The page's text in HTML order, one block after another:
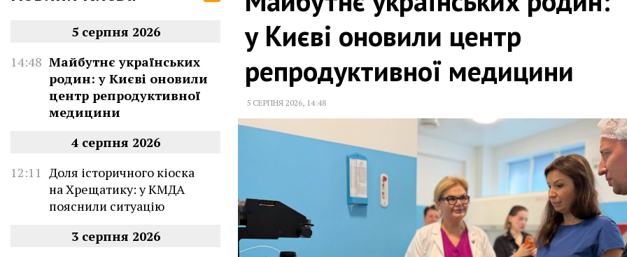
5 серпня 2026
14:48 Майбутнє українських
родин: у Києві оновили
центр репродуктивної
медицини
4 серпня 2026
12:11 Доля історичного кіоска
на Хрещатику: у КМДА
пояснили ситуацію
3 серпня 2026
у Києві оновили центр
репродуктивної медицини
5 СЕРПНЯ 2026, 14:48